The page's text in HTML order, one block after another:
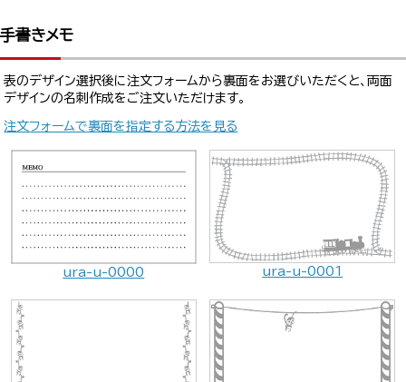
手書きメモ
表のデザイン選択後に注文フォームから裏面をお選びいただくと、両面
デザインの名刺作成をご注文いただけます。
注文フォームで裏面を指定する方法を見る
ura-u-0000 ura-u-0001